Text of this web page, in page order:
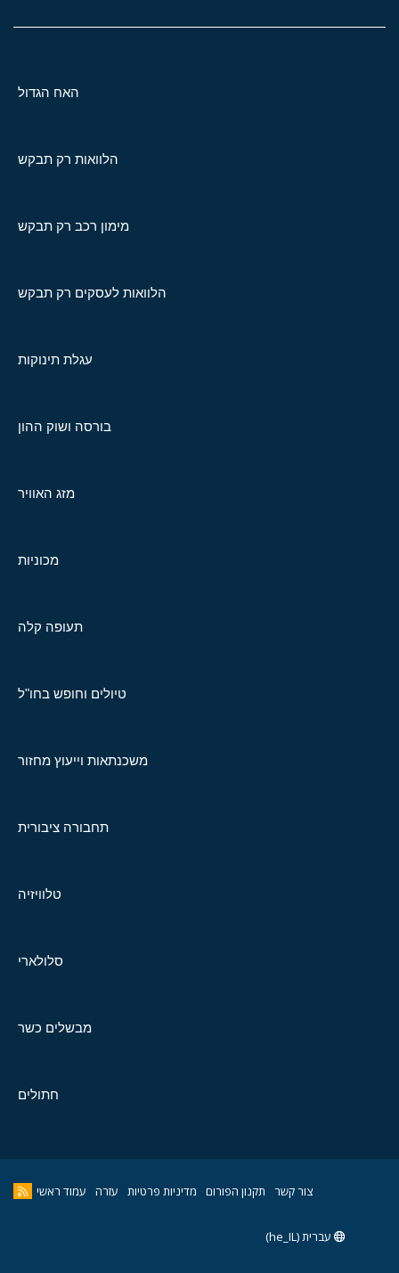
האח הגדול
הלוואות רק תבקש
מימון רכב רק תבקש
הלוואות לעסקים רק תבקש
עגלת תינוקות
בורסה ושוק ההון
מזג האוויר
מכוניות
תעופה קלה
טיולים וחופש בחו"ל
משכנתאות וייעוץ מחזור
תחבורה ציבורית
טלוויזיה
סלולארי
מבשלים כשר
חתולים
צור קשר תקנון הפורום מדיניות פרטיות עזרה עמוד ראשי
עברית (he_IL)